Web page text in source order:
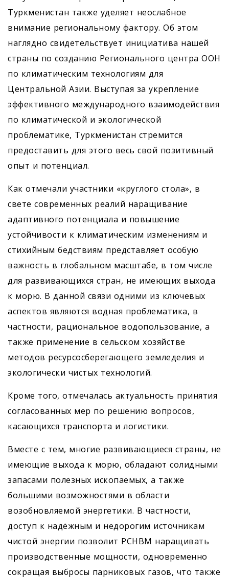
Туркменистан также уделяет неослабное
внимание региональному фактору. Об этом
наглядно свидетельствует инициатива нашей
страны по созданию Регионального центра ООН
по климатическим технологиям для
Центральной Азии. Выступая за укрепление
эффективного международного взаимодействия
по климатической и экологической
проблематике, Туркменистан стремится
предоставить для этого весь свой позитивный
опыт и потенциал.
Как отмечали участники «круглого стола», в
свете современных реалий наращивание
адаптивного потенциала и повышение
устойчивости к климатическим изменениям и
стихийным бедствиям представляет особую
важность в глобальном масштабе, в том числе
для развивающихся стран, не имеющих выхода
к морю. В данной связи одними из ключевых
аспектов являются водная проблематика, в
частности, рациональное водопользование, а
также применение в сельском хозяйстве
методов ресурсосберегающего земледелия и
экологически чистых технологий.
Кроме того, отмечалась актуальность принятия
согласованных мер по решению вопросов,
касающихся транспорта и логистики.
Вместе с тем, многие развивающиеся страны, не
имеющие выхода к морю, обладают солидными
запасами полезных ископаемых, а также
большими возможностями в области
возобновляемой энергетики. В частности,
доступ к надёжным и недорогим источникам
чистой энергии позволит РСНВМ наращивать
производственные мощности, одновременно
сокращая выбросы парниковых газов, что также